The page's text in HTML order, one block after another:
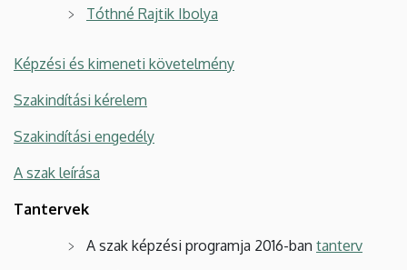
Tóthné Rajtik Ibolya
Képzési és kimeneti követelmény
Szakindítási kérelem
Szakindítási engedély
A szak leírása
Tantervek
A szak képzési programja 2016-ban tanterv